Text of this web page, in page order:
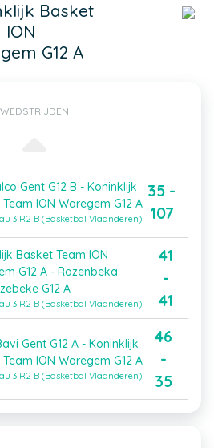
Basket
ION
G12 A
WEDSTRIJDEN
Gent G12 B - Koninklijk
ION Waregem G12 A
3 R2 B (Basketbal Vlaanderen)
35 -
107
Basket Team ION
G12 A - Rozenbeka
G12 A
3 R2 B (Basketbal Vlaanderen)
41
-
41
Gent G12 A - Koninklijk
ION Waregem G12 A
3 R2 B (Basketbal Vlaanderen)
46
-
35